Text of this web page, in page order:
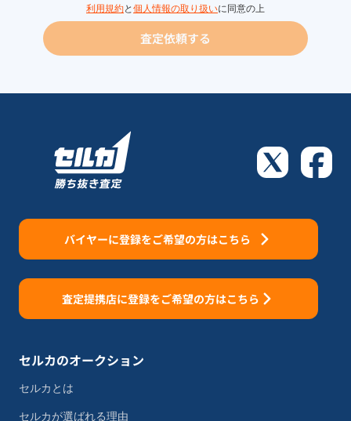
利用規約と 個人情報の取り扱いに同意の上
査定依頼する
バイヤーに登録をご希望の方はこちら
査定提携店に登録をご希望の方はこちら
セルカのオークション
セルカとは
セルカが選ばれる理由